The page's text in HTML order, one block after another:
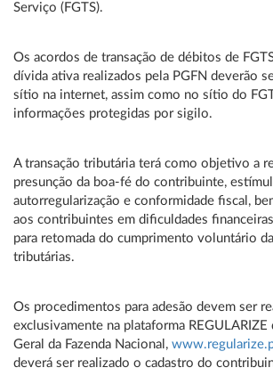
Serviço (FGTS).
Os acordos de transação de débitos de
dívida ativa realizados pela PGFN deverão
sítio na internet, assim como no sítio do
informações protegidas por sigilo.
A transação tributária terá como objetivo a
presunção da boa-fé do contribuinte,
autorregularização e conformidade fiscal,
aos contribuintes em dificuldades
para retomada do cumprimento voluntário
tributárias.
Os procedimentos para adesão devem ser
exclusivamente na plataforma REGULARIZE
Geral da Fazenda Nacional,
deverá ser realizado o cadastro do